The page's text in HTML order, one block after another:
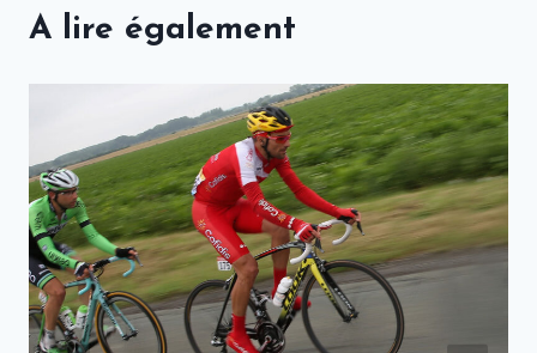
A lire également